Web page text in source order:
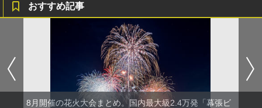
おすすめ記事
8月開催の花火大会まとめ。国内最大級2.4万発「幕張ビ